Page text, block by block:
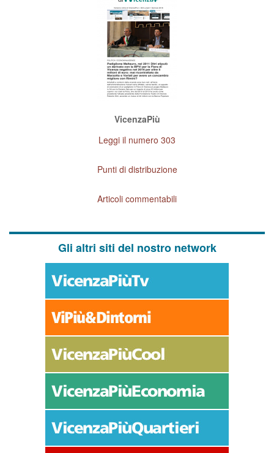
VicenzaPiù
Leggi il numero 303
Punti di distribuzione
Articoli commentabili
Gli altri siti del nostro network